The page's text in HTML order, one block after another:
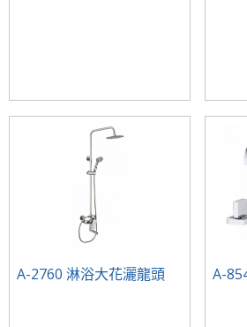
A-2760 淋浴大花灑龍頭 A-